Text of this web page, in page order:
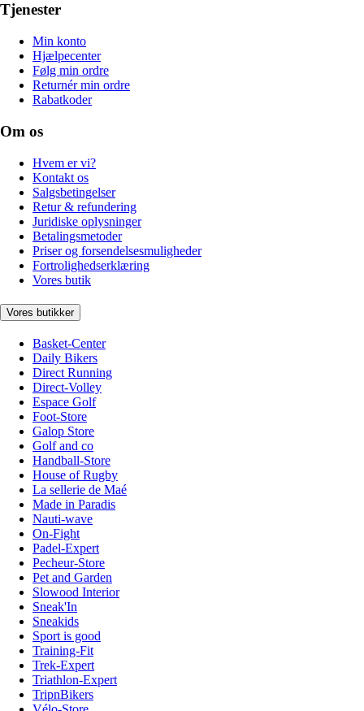
Tjenester
Min konto
Hjælpecenter
Følg min ordre
Returnér min ordre
Rabatkoder
Om os
Hvem er vi?
Kontakt os
Salgsbetingelser
Retur & refundering
Juridiske oplysninger
Betalingsmetoder
Priser og forsendelsesmuligheder
Fortrolighedserklæring
Vores butik
Vores butikker
Basket-Center
Daily Bikers
Direct Running
Direct-Volley
Espace Golf
Foot-Store
Galop Store
Golf and co
Handball-Store
House of Rugby
La sellerie de Maé
Made in Paradis
Nauti-wave
On-Fight
Padel-Expert
Pecheur-Store
Pet and Garden
Slowood Interior
Sneak'In
Sneakids
Sport is good
Training-Fit
Trek-Expert
Triathlon-Expert
TripnBikers